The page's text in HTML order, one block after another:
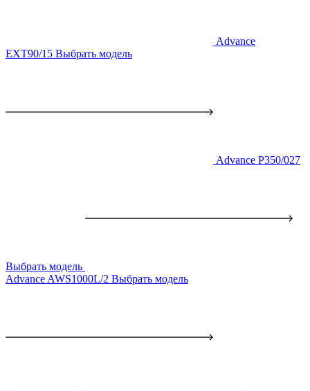
Advance
EXT90/15 Выбрать модель
Advance P350/027
Выбрать модель
Advance AWS1000L/2 Выбрать модель